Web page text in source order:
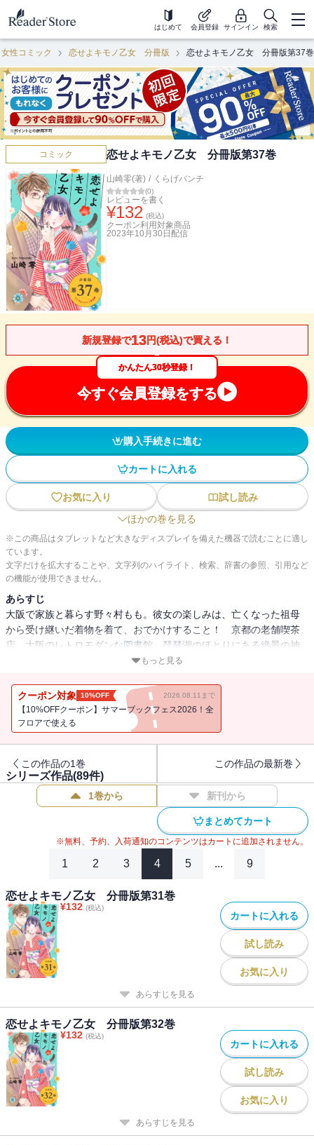
はじめて 会員登録 サインイン 検索
女性コミック 恋せよキモノ乙女 分冊版 恋せよキモノ乙女 分冊版第37巻
コミック 恋せよキモノ乙女 分冊版第37巻
山崎零(著) / くらげバンチ
(0)
レビューを書く
¥132 (税込)
クーポン利用対象商品
2023年10月30日 配信
新規登録で13円(税込)で買える！
かんたん30秒登録！
今すぐ会員登録をする
購入手続きに進む
カートに入れる
お気に入り
試し読み
ほかの巻を見る
※この商品はタブレットなど大きなディスプレイを備えた機器で読むことに適し
ています。
文字だけを拡大することや、文字列のハイライト、検索、辞書の参照、引用など
の機能が使用できません。
あらすじ
大阪で家族と暮らす野々村もも。彼女の楽しみは、亡くなった祖母
から受け継いだ着物を着て、おでかけすること！ 京都の老舗喫茶
店、大阪のレトロモダンな図書館、琵琶湖のほとりにある絶景の神
社など、関西のあちこちを大好きな着物で訪れます。おでかけ先で
心ときめく関西おでかけ漫画、開幕!! ※本作品は単行本『恋せよキ
モノ乙女』（バンチコミックス）を1話ごとに分冊したものです。
もっと見る
クーポン対象 10%OFF 2026.08.11まで
【10%OFFクーポン】サマーブックフェス2026！全
フロアで使える
この作品の1巻 この作品の最新巻
シリーズ作品(89件)
1巻から 新刊から
まとめてカート
※無料、予約、入荷通知のコンテンツはカートに追加されません。
1 2 3 4 5 ... 9
恋せよキモノ乙女 分冊版第31巻
¥132 (税込)
カートに入れる
試し読み
お気に入り
あらすじを見る
恋せよキモノ乙女 分冊版第32巻
¥132 (税込)
カートに入れる
試し読み
お気に入り
あらすじを見る